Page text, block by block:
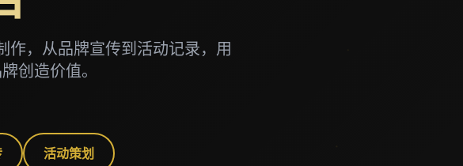
作，从品牌宣传到活动记录，用
创造价值。
活动策划